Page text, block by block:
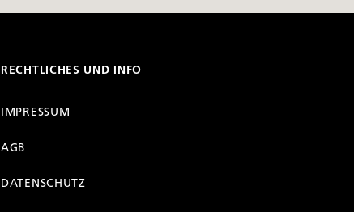
RECHTLICHES UND INFO
IMPRESSUM
AGB
DATENSCHUTZ